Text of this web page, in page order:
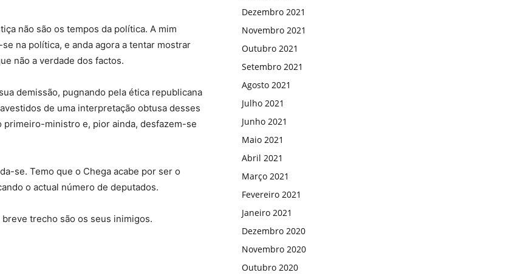
não são os tempos da política. A mim
na política, e anda agora a tentar mostrar
não a verdade dos factos.
demissão, pugnando pela ética republicana
de uma interpretação obtusa desses
primeiro-ministro e, pior ainda, desfazem-se
se. Temo que o Chega acabe por ser o
o actual número de deputados.
trecho são os seus inimigos.
Dezembro 2021
Novembro 2021
Outubro 2021
Setembro 2021
Agosto 2021
Julho 2021
Junho 2021
Maio 2021
Abril 2021
Março 2021
Fevereiro 2021
Janeiro 2021
Dezembro 2020
Novembro 2020
Outubro 2020